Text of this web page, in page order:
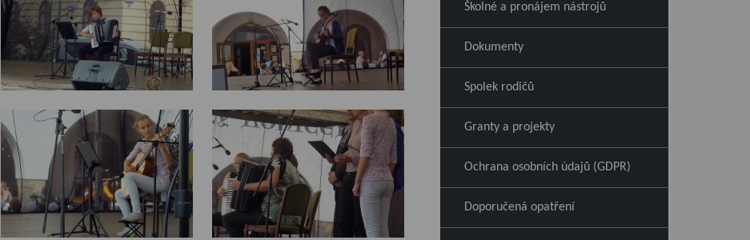
Školné a pronájem nástrojů
Dokumenty
Spolek rodičů
Granty a projekty
Ochrana osobních údajů (GDPR)
Doporučená opatření